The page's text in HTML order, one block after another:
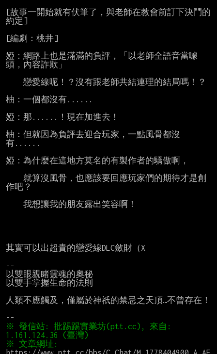
[故事一開始就有伏筆了，與老師在教會前訂下決鬥的
約定]
[編劇：桃井]
婭：網路上也是滿滿的負評，「以老師全語音當噱
頭，內容詐欺」
柚：一個都沒有......
婭：那......！現在加進去！
柚：但就因為負評去迎合玩家，一點風骨都沒
有......
婭：為什麼在這地方莫名的有製作者的驕傲啊，
作吧？
其實可以出超貴的戀愛線DLC斂財（X
--
以雙眼親睹靈魂的奧秘
以雙手掌握生命的法則
人類不應觸及，僅屬於神祇的禁忌之天頂…不曾存在！
※ 發信站: 批踢踢實業坊(ptt.cc), 來自: